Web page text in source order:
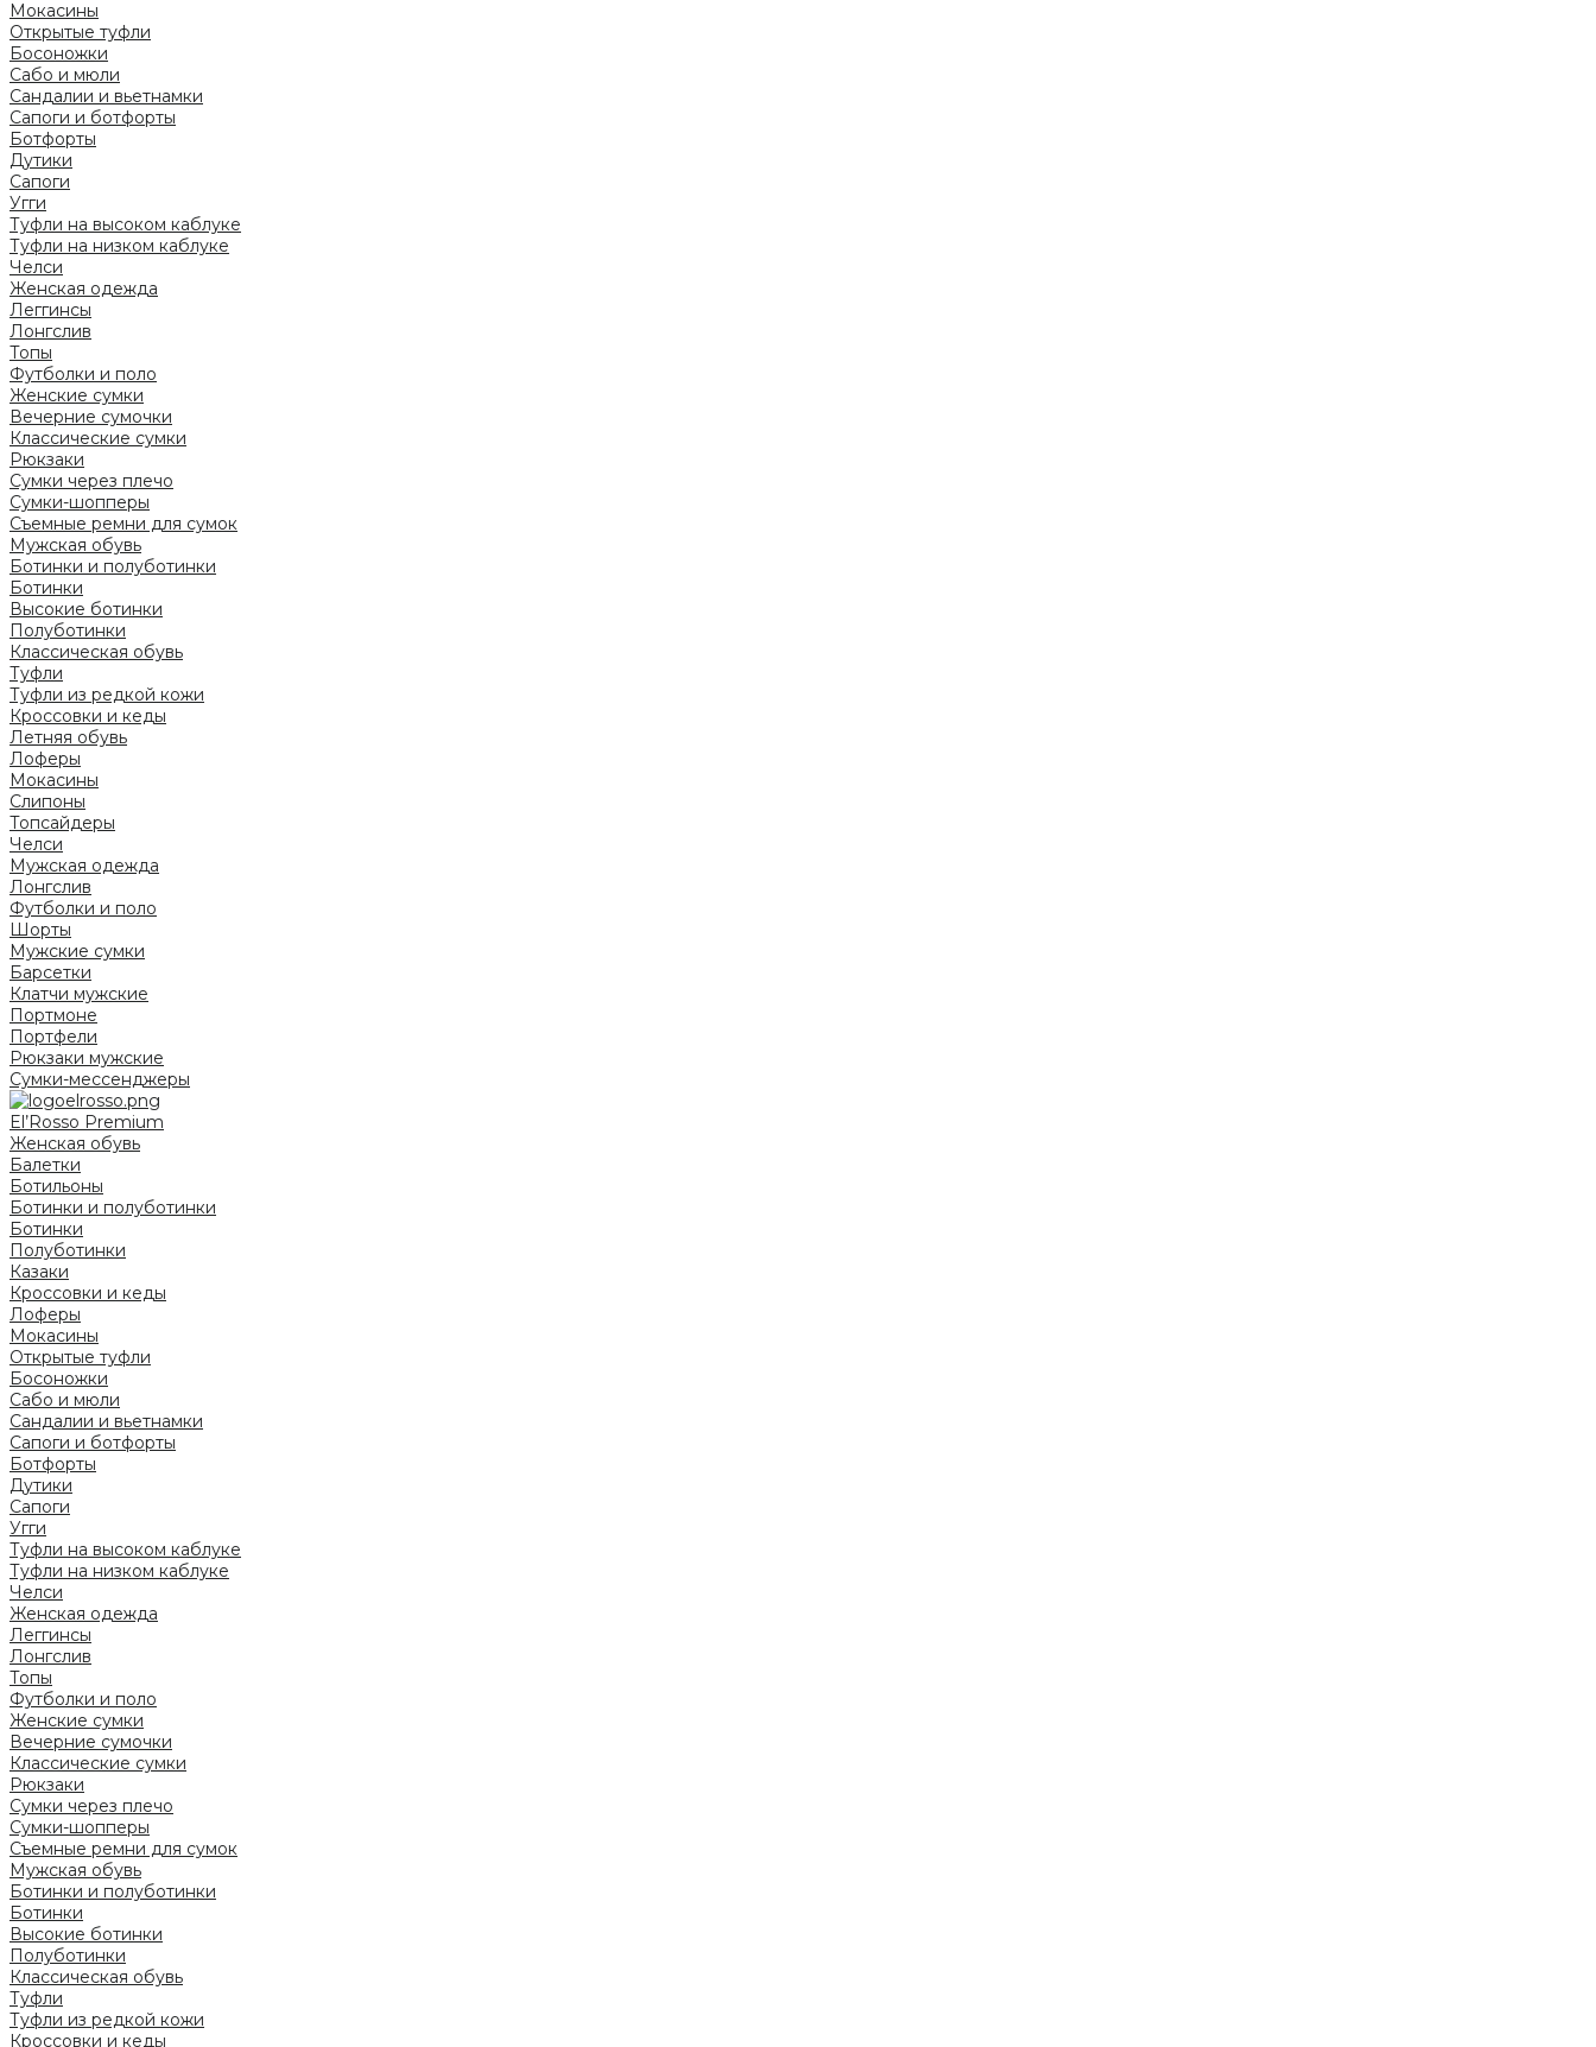
Мокасины
Открытые туфли
Босоножки
Сабо и мюли
Сандалии и вьетнамки
Сапоги и ботфорты
Ботфорты
Дутики
Сапоги
Угги
Туфли на высоком каблуке
Туфли на низком каблуке
Челси
Женская одежда
Леггинсы
Лонгслив
Топы
Футболки и поло
Женские сумки
Вечерние сумочки
Классические сумки
Рюкзаки
Сумки через плечо
Сумки-шопперы
Съемные ремни для сумок
Мужская обувь
Ботинки и полуботинки
Ботинки
Высокие ботинки
Полуботинки
Классическая обувь
Туфли
Туфли из редкой кожи
Кроссовки и кеды
Летняя обувь
Лоферы
Мокасины
Слипоны
Топсайдеры
Челси
Мужская одежда
Лонгслив
Футболки и поло
Шорты
Мужские сумки
Барсетки
Клатчи мужские
Портмоне
Портфели
Рюкзаки мужские
Сумки-мессенджеры
El’Rosso Premium
Женская обувь
Балетки
Ботильоны
Ботинки и полуботинки
Ботинки
Полуботинки
Казаки
Кроссовки и кеды
Лоферы
Мокасины
Открытые туфли
Босоножки
Сабо и мюли
Сандалии и вьетнамки
Сапоги и ботфорты
Ботфорты
Дутики
Сапоги
Угги
Туфли на высоком каблуке
Туфли на низком каблуке
Челси
Женская одежда
Леггинсы
Лонгслив
Топы
Футболки и поло
Женские сумки
Вечерние сумочки
Классические сумки
Рюкзаки
Сумки через плечо
Сумки-шопперы
Съемные ремни для сумок
Мужская обувь
Ботинки и полуботинки
Ботинки
Высокие ботинки
Полуботинки
Классическая обувь
Туфли
Туфли из редкой кожи
Кроссовки и кеды